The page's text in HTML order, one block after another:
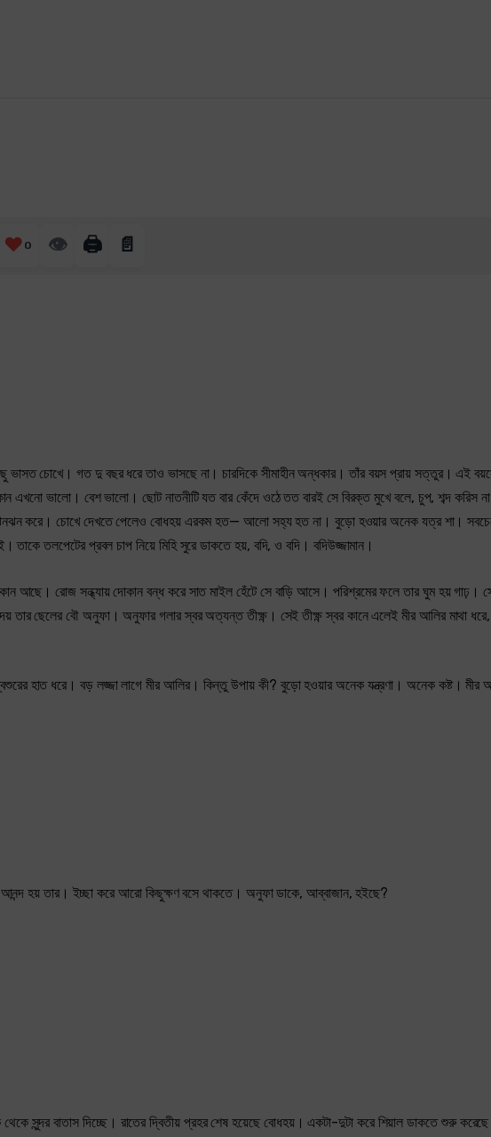
❤️ 0 👁 🖨️ 📄
চোখে। গত দু বছর ধরে তাও ভাসছে না। চারদিকে সীমাহীন অন্ধকার। তাঁর বয়স প্রায় সত্তুর। এই
এখনো ভালো। বেশ ভালো। ছোট নাতনীটি যত বার কেঁদে ওঠে তত বারই সে বিরক্ত মুখে বলে, চুপ, শব্দ করিস
ঝনঝন করে। চোখে দেখতে পেলেও বোধহয় এরকম হত— আলো সহ্য হত না। বুড়ো হওয়ার অনেক যত্র শা।
তাকে তলপেটের প্রবল চাপ নিয়ে মিহি সুরে ডাকতে হয়, বদি, ও বদি। বদিউজ্জামান।
আছে। রোজ সন্ধ্যায় দোকান বন্ধ করে সাত মাইল হেঁটে সে বাড়ি আসে। পরিশ্রমের ফলে তার ঘুম হয় গাঢ়।
ছেলের বৌ অনুফা। অনুফার গলার স্বর অত্যন্ত তীক্ষ্ণ। সেই তীক্ষ্ণ স্বর কানে এলেই মীর আলির মাথা ধরে,
হাত ধরে। বড় লজ্জা লাগে মীর আলির। কিন্তু উপায় কী? বুড়ো হওয়ার অনেক যন্ত্রণা। অনেক কষ্ট। মীর
হয় তার। ইচ্ছা করে আরো কিছুক্ষণ বসে থাকতে। অনুফা ডাকে, আব্বাজান, হইছে?
সুন্দর বাতাস দিচ্ছে। রাতের দ্বিতীয় প্রহর শেষ হয়েছে বোধহয়। একটা-দুটা করে শিয়াল ডাকতে শুরু